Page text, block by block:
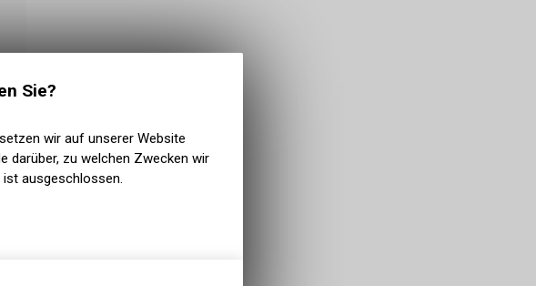
Sie?
wir auf unserer Website
darüber, zu welchen Zwecken wir
ausgeschlossen.